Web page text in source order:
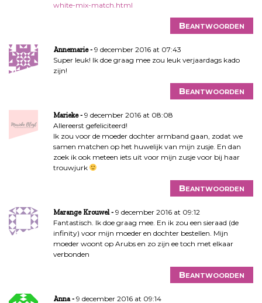
white-mix-match.html
Beantwoorden
Annemarie
9 december 2016 at 07:43
Super leuk! Ik doe graag mee zou leuk verjaardags kado
zijn!
Beantwoorden
Marieke
9 december 2016 at 08:08
Allereerst gefeliciteerd!
Ik zou voor de moeder dochter armband gaan, zodat we
samen matchen op het huwelijk van mijn zusje. En dan
zoek ik ook meteen iets uit voor mijn zusje voor bij haar
trouwjurk
Beantwoorden
Marange Krouwel
9 december 2016 at 09:12
Fantastisch. Ik doe graag mee. En ik zou een sieraad (de
infinity) voor mijn moeder en dochter bestellen. Mijn
moeder woont op Arubs en zo zijn ee toch met elkaar
verbonden
Beantwoorden
Anna
9 december 2016 at 09:14